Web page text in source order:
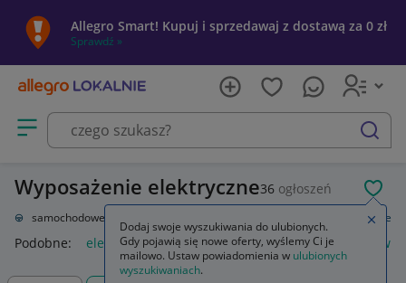
Allegro Smart! Kupuj i sprzedawaj z dostawą za 0 zł
Sprawdź »
Otwórz menu z kategoriami
szukaj
Wyposażenie elektryczne36 ogłoszeń
samochodowe Wyposażenie elektryczne
Podobne: elektryczne i elektroniczne wyposażenie pojazdów
Dodaj swoje wyszukiwania do ulubionych.
Gdy pojawią się nowe oferty, wyślemy Ci je
mailowo. Ustaw powiadomienia w ulubionych
wyszukiwaniach.